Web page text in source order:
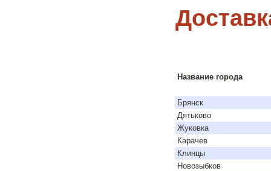
Название города
Брянск
Дятьково
Жуковка
Карачев
Клинцы
Новозыбков